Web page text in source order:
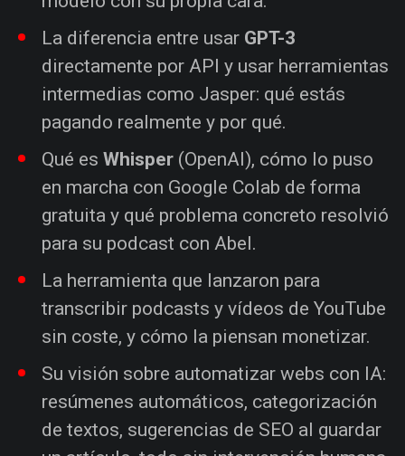
La diferencia entre usar GPT-3
directamente por API y usar herramientas
intermedias como Jasper: qué estás
pagando realmente y por qué.
Qué es Whisper (OpenAI), cómo lo puso
en marcha con Google Colab de forma
gratuita y qué problema concreto resolvió
para su podcast con Abel.
La herramienta que lanzaron para
transcribir podcasts y vídeos de YouTube
sin coste, y cómo la piensan monetizar.
Su visión sobre automatizar webs con IA:
resúmenes automáticos, categorización
de textos, sugerencias de SEO al guardar